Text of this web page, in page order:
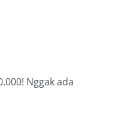
Nggak ada